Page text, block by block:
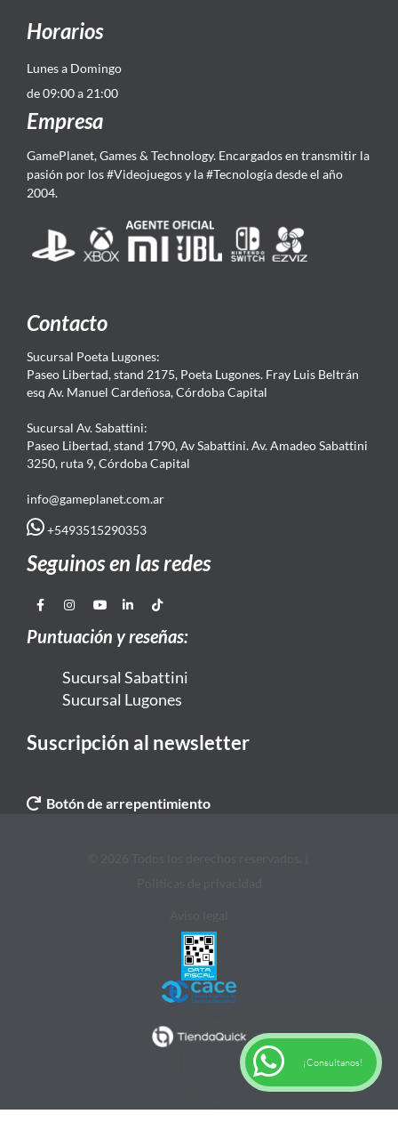
Horarios
Lunes a Domingo
de 09:00 a 21:00
Empresa
GamePlanet, Games & Technology. Encargados en transmitir la
pasión por los #Videojuegos y la #Tecnología desde el año
2004.
Contacto
Sucursal Poeta Lugones:
Paseo Libertad, stand 2175, Poeta Lugones. Fray Luis Beltrán
esq Av. Manuel Cardeñosa, Córdoba Capital
Sucursal Av. Sabattini:
Paseo Libertad, stand 1790, Av Sabattini. Av. Amadeo Sabattini
3250, ruta 9, Córdoba Capital
info@gameplanet.com.ar
+5493515290353
Seguinos en las redes
Puntuación y reseñas:
Sucursal Sabattini
Sucursal Lugones
Suscripción al newsletter
Botón de arrepentimiento
¡Consultanos!